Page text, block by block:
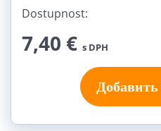
Dostupnost:
7,40 € s DPH